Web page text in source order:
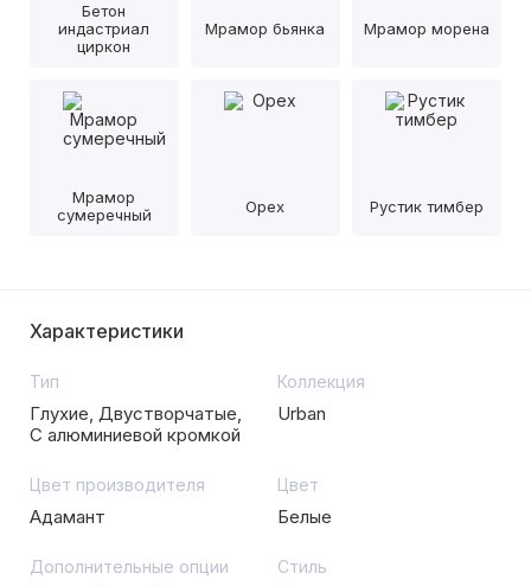
Бетон
индастриал
циркон
Мрамор бьянка Мрамор морена
Мрамор
сумеречный
Орех Рустик тимбер
Характеристики
Тип
Глухие, Двустворчатые,
С алюминиевой кромкой
Коллекция
Urban
Цвет производителя
Адамант
Цвет
Белые
Дополнительные опции Стиль